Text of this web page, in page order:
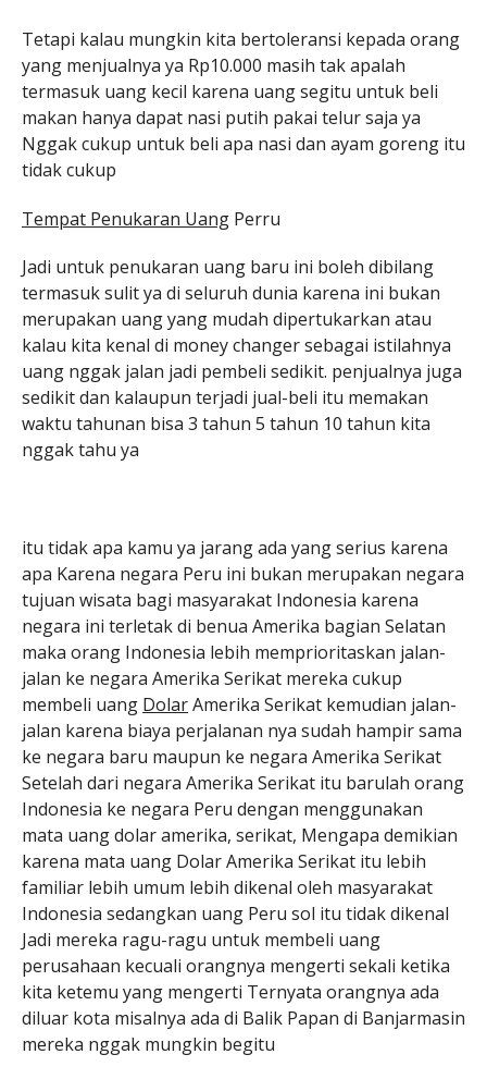
Tetapi kalau mungkin kita bertoleransi kepada orang
yang menjualnya ya Rp10.000 masih tak apalah
termasuk uang kecil karena uang segitu untuk beli
makan hanya dapat nasi putih pakai telur saja ya
Nggak cukup untuk beli apa nasi dan ayam goreng itu
tidak cukup
Tempat Penukaran Uang Perru
Jadi untuk penukaran uang baru ini boleh dibilang
termasuk sulit ya di seluruh dunia karena ini bukan
merupakan uang yang mudah dipertukarkan atau
kalau kita kenal di money changer sebagai istilahnya
uang nggak jalan jadi pembeli sedikit. penjualnya juga
sedikit dan kalaupun terjadi jual-beli itu memakan
waktu tahunan bisa 3 tahun 5 tahun 10 tahun kita
nggak tahu ya
itu tidak apa kamu ya jarang ada yang serius karena
apa Karena negara Peru ini bukan merupakan negara
tujuan wisata bagi masyarakat Indonesia karena
negara ini terletak di benua Amerika bagian Selatan
maka orang Indonesia lebih memprioritaskan jalan-
jalan ke negara Amerika Serikat mereka cukup
membeli uang DolarAmerika Serikat kemudian jalan-
jalan karena biaya perjalanan nya sudah hampir sama
ke negara baru maupun ke negara Amerika Serikat
Setelah dari negara Amerika Serikat itu barulah orang
Indonesia ke negara Peru dengan menggunakan
mata uang dolar amerika, serikat, Mengapa demikian
karena mata uang Dolar Amerika Serikat itu lebih
familiar lebih umum lebih dikenal oleh masyarakat
Indonesia sedangkan uang Peru sol itu tidak dikenal
Jadi mereka ragu-ragu untuk membeli uang
perusahaan kecuali orangnya mengerti sekali ketika
kita ketemu yang mengerti Ternyata orangnya ada
diluar kota misalnya ada di Balik Papan di Banjarmasin
mereka nggak mungkin begitu